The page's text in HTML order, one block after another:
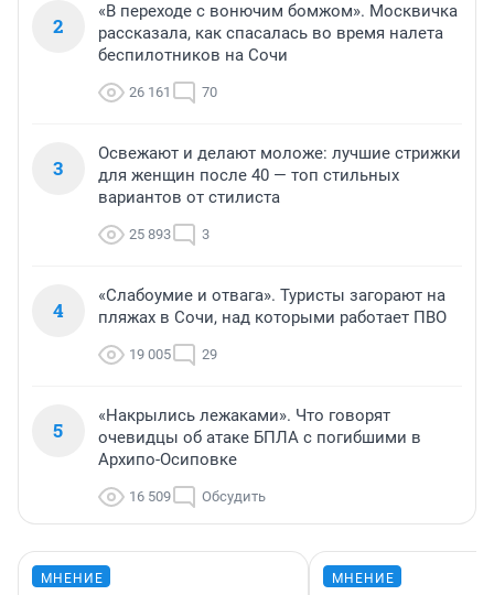
2
«В переходе с вонючим бомжом». Москвичка
рассказала, как спасалась во время налета
беспилотников на Сочи
26 161 70
3
Освежают и делают моложе: лучшие стрижки
для женщин после 40 — топ стильных
вариантов от стилиста
25 893 3
4
«Слабоумие и отвага». Туристы загорают на
пляжах в Сочи, над которыми работает ПВО
19 005 29
5
«Накрылись лежаками». Что говорят
очевидцы об атаке БПЛА с погибшими в
Архипо-Осиповке
16 509 Обсудить
МНЕНИЕ МНЕНИЕ